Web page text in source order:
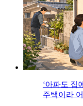
‘아파도 집
주택이라